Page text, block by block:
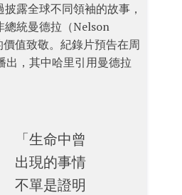
露全球不同領袖的故事，
總統曼德拉（Nelson
值致敬。紀錄片預告在周
出，其中哈里引用曼德拉
「生命中曾
出現的事情
不單是證明